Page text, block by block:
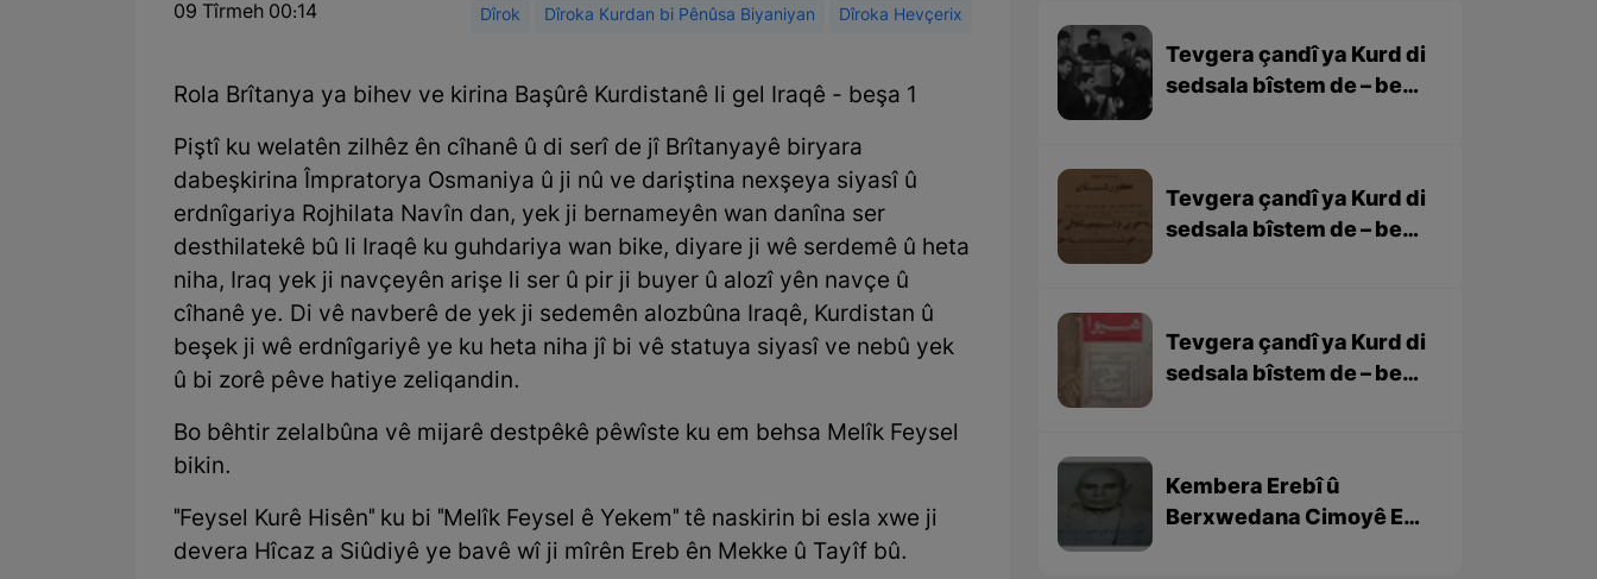
09 Tîrmeh 00:14 Dîrok Dîroka Kurdan bi Pênûsa Biyaniyan Dîroka Hevçerix
Rola Brîtanya ya bihev ve kirina Başûrê Kurdistanê li gel Iraqê - beşa 1
Piştî ku welatên zilhêz ên cîhanê û di serî de jî Brîtanyayê biryara
dabeşkirina Împratorya Osmaniya û ji nû ve dariştina nexşeya siyasî û
erdnîgariya Rojhilata Navîn dan, yek ji bernameyên wan danîna ser
desthilatekê bû li Iraqê ku guhdariya wan bike, diyare ji wê serdemê û heta
niha, Iraq yek ji navçeyên arişe li ser û pir ji buyer û alozî yên navçe û
cîhanê ye. Di vê navberê de yek ji sedemên alozbûna Iraqê, Kurdistan û
beşek ji wê erdnîgariyê ye ku heta niha jî bi vê statuya siyasî ve nebû yek
û bi zorê pêve hatiye zeliqandin.
Bo bêhtir zelalbûna vê mijarê destpêkê pêwîste ku em behsa Melîk Feysel
bikin.
"Feysel Kurê Hisên" ku bi "Melîk Feysel ê Yekem" tê naskirin bi esla xwe ji
devera Hîcaz a Siûdiyê ye bavê wî ji mîrên Ereb ên Mekke û Tayîf bû.
Tevgera çandî ya Kurd di
sedsala bîstem de – beşa
Tevgera çandî ya Kurd di
sedsala bîstem de – beşa
Tevgera çandî ya Kurd di
sedsala bîstem de – beşa
Kembera Erebî û
Berxwedana Cimoyê EL